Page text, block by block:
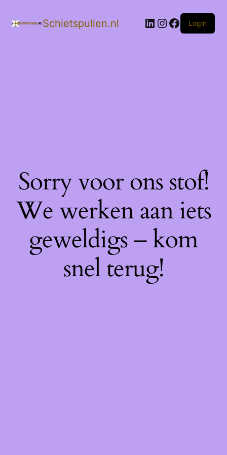
Schietspullen.nl LinkedIn
Instagram
Facebook
Login
Sorry voor ons stof!
We werken aan iets
geweldigs – kom
snel terug!